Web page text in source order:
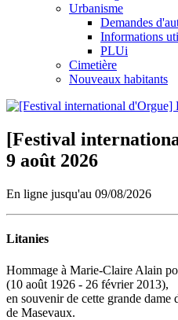
Urbanisme
Demandes
Informations
PLUi
Cimetière
Nouveaux habitants
[Festival
9 août 2026
En ligne jusqu'au 09/08/2026
Litanies
Hommage à Marie-Claire Alain
(10 août 1926 - 26 février 2013),
en souvenir de cette grande dame
de Masevaux.